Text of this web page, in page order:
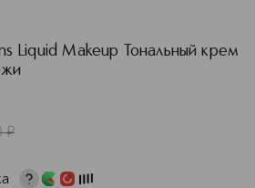
Liquid Makeup Тональный крем
¤